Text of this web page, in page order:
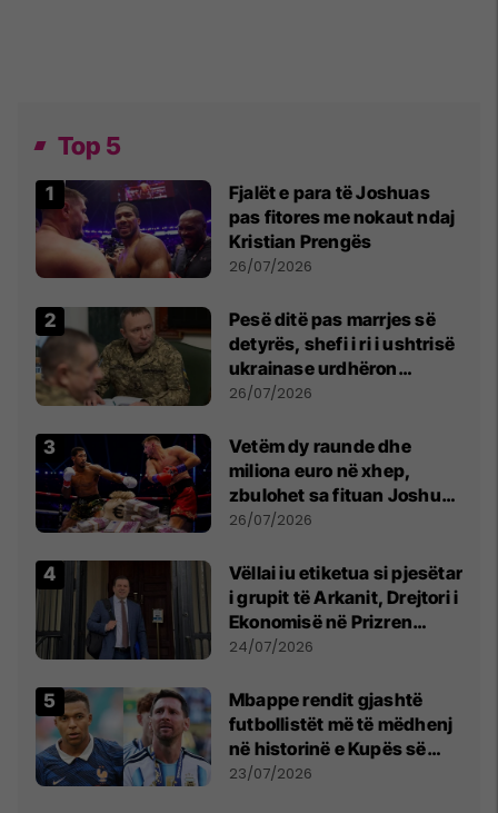
Top 5
Fjalët e para të Joshuas
pas fitores me nokaut ndaj
Kristian Prengës
26/07/2026
Pesë ditë pas marrjes së
detyrës, shefi i ri i ushtrisë
ukrainase urdhëron
kontroll të madh
26/07/2026
Vetëm dy raunde dhe
miliona euro në xhep,
zbulohet sa fituan Joshua
e Prenga
26/07/2026
Vëllai iu etiketua si pjesëtar
i grupit të Arkanit, Drejtori i
Ekonomisë në Prizren
mohon pretendimet
24/07/2026
Mbappe rendit gjashtë
futbollistët më të mëdhenj
në historinë e Kupës së
Botës, Messi mbetet i dyti
23/07/2026